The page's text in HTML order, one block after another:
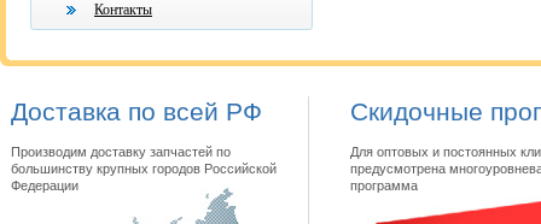
Контакты
Доставка по всей РФ
Производим доставку запчастей по
большинству крупных городов Российской
Федерации
Скидочные
Для оптовых и постоянных
предусмотрена
программа